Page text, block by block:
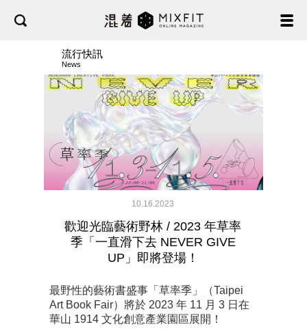
流行快訊
News
10.16.2023
歡迎光臨藝術野林 / 2023 年草率
季「一直滑下去 NEVER GIVE
UP」即將登場！
最野性的藝術書盛事「草率季」（Taipei
Art Book Fair）將於 2023 年 11 月 3 日在
華山 1914 文化創意產業園區展開！